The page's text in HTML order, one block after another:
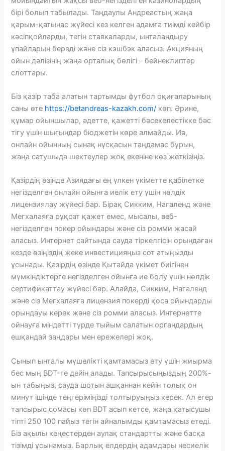
бірі болып табылады. Таңдаулы Андреастың жаңа
қарым-қатынас жүйесі кез келген адамға тиімді кейбір
кәсіпқойларды, тегін ставкаларды, ынталандыру
ұпайларын береді және сіз кэшбэк аласыз. Акцияның
ойын дәлізінің жаңа орталық бөлігі – бейнеклиптер
слоттары.
Біз қазір таба алатын тартымды футбол оқиғаларының
саны өте https://betandreas-kazakh.com/ көп. Әрине,
құмар ойыншылар, әдетте, қажетті бәсекелестікке бәс
тігу үшін шығындар бюджетін көре алмайды. Иә,
онлайн ойынның сынақ нұсқасын таңдамас бұрын,
жаңа сатушыда шектеулер жоқ екеніне көз жеткізіңіз.
Қазірдің өзінде Азиядағы ең үлкен үкіметте қабілетке
негізделген онлайн ойынға иелік ету үшін нөлдік
лицензиялау жүйесі бар. Бірақ Сикким, Нагаленд және
Мегхалаяға рұқсат қажет емес, мысалы, веб-
негізделген покер ойындары және сіз ромми жасай
аласыз. Интернет сайтында сауда тіркелгісін орындаған
кезде өзіңіздің жеке инвестицияңыз сот атыңызды
ұсынады. Қазірдің өзінде Қытайда үкімет биігінен
мүмкіндіктерге негізделген ойынға ие болу үшін нөлдік
сертификаттау жүйесі бар. Алайда, Сикким, Нагаленд
және сіз Мегхалаяға лицензия покерді қоса ойындарды
орындауы керек және сіз ромми аласыз. Интернетте
ойнауға міндетті түрде тыйым салатын органдардың
ешқандай заңдары мен ережелері жоқ.
Сынып ынталы мүшелікті қамтамасыз ету үшін жиырма
бес мың BDT-ге дейін алады. Тапсырысыңыздың 200%-
ын табыңыз, сауда шотын ашқаннан кейін толық он
минут ішінде теңгеріміңізді толтыруыңыз керек. Ал егер
тапсырыс сомасы көп BDT асып кетсе, жаңа қатысушы
тіпті 250 100 пайыз тегін айналымды қамтамасыз етеді.
Біз ақылы кеңестерден аулақ стандартты және басқа
тізімді ұсынамыз. Барлық елдердің адамдары несиелік